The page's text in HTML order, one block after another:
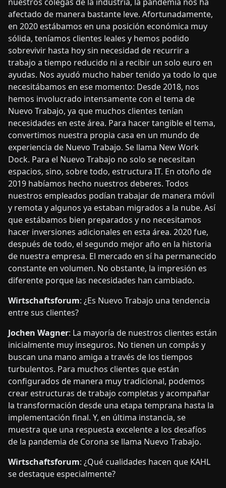
nuestros colegas de la industria, la pandemia nos ha
afectado de manera bastante leve. Afortunadamente,
en 2020 estábamos en una posición económica muy
sólida, teníamos clientes leales y hemos podido
sobrevivir hasta hoy sin necesidad de recurrir a
trabajo a tiempo reducido ni a recibir un solo euro en
ayudas. Nos ayudó mucho haber tenido ya todo lo que
necesitábamos en ese momento: Desde 2018, nos
hemos involucrado intensamente con el tema de
Nuevo Trabajo, ya que muchos clientes tenían
necesidades en este área. Para hacer tangible el tema,
convertimos nuestra propia casa en un mundo de
experiencia de Nuevo Trabajo. Se llama New Work
Dock. Para el Nuevo Trabajo no solo se necesitan
espacios, sino, sobre todo, estructura IT. En otoño de
2019 habíamos hecho nuestros deberes. Todos
nuestros empleados podían trabajar de manera móvil
y remota y algunos ya estaban migrados a la nube. Así
que estábamos bien preparados y no necesitamos
hacer inversiones adicionales en esta área. 2020 fue,
después de todo, el segundo mejor año en la historia
de nuestra empresa. El mercado en sí ha permanecido
constante en volumen. No obstante, la impresión es
diferente porque las necesidades han cambiado.
Wirtschaftsforum: ¿Es Nuevo Trabajo una tendencia
entre sus clientes?
Jochen Wagner: La mayoría de nuestros clientes están
inicialmente muy inseguros. No tienen un compás y
buscan una mano amiga a través de los tiempos
turbulentos. Para muchos clientes que están
configurados de manera muy tradicional, podemos
crear estructuras de trabajo completas y acompañar
la transformación desde una etapa temprana hasta la
implementación final. Y, en última instancia, se
muestra que una respuesta excelente a los desafíos
de la pandemia de Corona se llama Nuevo Trabajo.
Wirtschaftsforum: ¿Qué cualidades hacen que KAHL
se destaque especialmente?